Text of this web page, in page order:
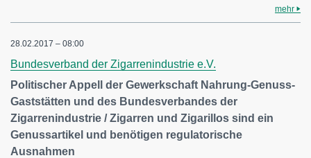
mehr
28.02.2017 – 08:00
Bundesverband der Zigarrenindustrie e.V.
Politischer Appell der Gewerkschaft Nahrung-Genuss-
Gaststätten und des Bundesverbandes der
Zigarrenindustrie / Zigarren und Zigarillos sind ein
Genussartikel und benötigen regulatorische
Ausnahmen